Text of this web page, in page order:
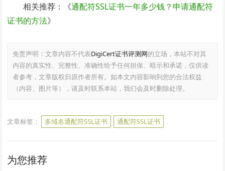
相关推荐：《通配符SSL证书一年多少钱？申请通配符
证书的方法》
免责声明：文章内容不代表DigiCert证书评测网的立场，本站不对其
内容的真实性、完整性、准确性给予任何担保、暗示和承诺，仅供读
者参考，文章版权归原作者所有。如本文内容影响到您的合法权益
（内容、图片等），请及时联系本站，我们会及时删除处理。
文章标签： 多域名通配符SSL证书 通配符SSL证书
为您推荐